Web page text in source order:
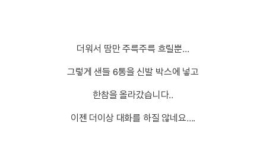
더워서 땀만 주륵주륵 흐릴뿐...
그렇게 샌들 6통을 신발 박스에 넣고
한참을 올라갔습니다..
이젠 더이상 대화를 하질 않네요....